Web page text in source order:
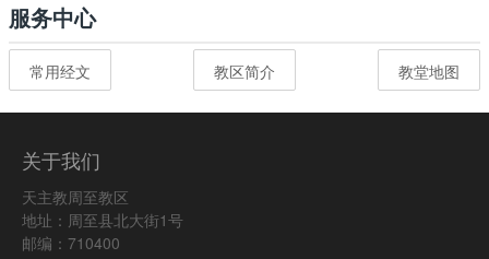
服务中心
常用经文 教区简介 教堂地图
关于我们
天主教周至教区
地址：周至县北大街1号
邮编：710400